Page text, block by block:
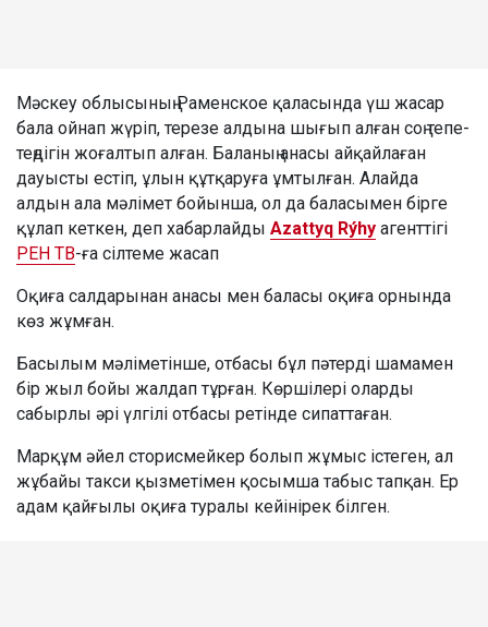
Мәскеу облысының Раменское қаласында үш жасар
бала ойнап жүріп, терезе алдына шығып алған соң тепе-
теңдігін жоғалтып алған. Баланың анасы айқайлаған
дауысты естіп, ұлын құтқаруға ұмтылған. Алайда
алдын ала мәлімет бойынша, ол да баласымен бірге
құлап кеткен, деп хабарлайды Azattyq Rýhy агенттігі
РЕН ТВ-ға сілтеме жасап
Оқиға салдарынан анасы мен баласы оқиға орнында
көз жұмған.
Басылым мәліметінше, отбасы бұл пәтерді шамамен
бір жыл бойы жалдап тұрған. Көршілері оларды
сабырлы әрі үлгілі отбасы ретінде сипаттаған.
Марқұм әйел сторисмейкер болып жұмыс істеген, ал
жұбайы такси қызметімен қосымша табыс тапқан. Ер
адам қайғылы оқиға туралы кейінірек білген.